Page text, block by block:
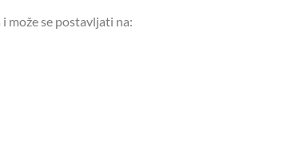
može se postavljati na: